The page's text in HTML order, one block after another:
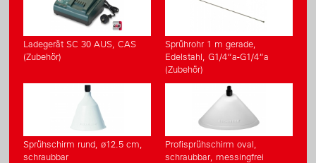
Ladegerät SC 30 AUS, CAS
(Zubehör)
Sprührohr 1 m gerade,
Edelstahl, G1/4“a-G1/4“a
(Zubehör)
Sprühschirm rund, ø12.5 cm,
schraubbar
Profisprühschirm oval,
schraubbar, messingfrei